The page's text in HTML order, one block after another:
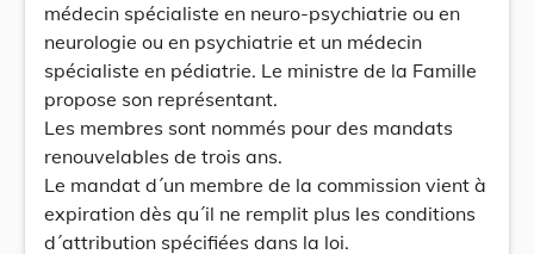
médecin spécialiste en neuro-psychiatrie ou en
neurologie ou en psychiatrie et un médecin
spécialiste en pédiatrie. Le ministre de la Famille
propose son représentant.
Les membres sont nommés pour des mandats
renouvelables de trois ans.
Le mandat d´un membre de la commission vient à
expiration dès qu´il ne remplit plus les conditions
d´attribution spécifiées dans la loi.